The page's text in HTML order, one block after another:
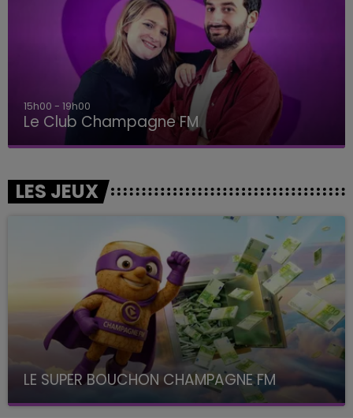
15h00 - 19h00
Le Club Champagne FM
LES JEUX
LE SUPER BOUCHON CHAMPAGNE FM
avec La Famille Champagne FM, à 8H10